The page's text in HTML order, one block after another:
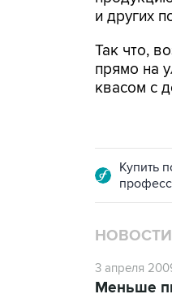
и других
Так что,
прямо на
квасом с
Купить
3 апреля
Меньше